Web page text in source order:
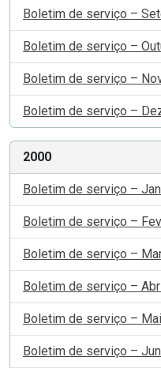
Boletim de serviço –
Boletim de serviço –
Boletim de serviço –
Boletim de serviço –
2000
Boletim de serviço –
Boletim de serviço –
Boletim de serviço –
Boletim de serviço –
Boletim de serviço –
Boletim de serviço –